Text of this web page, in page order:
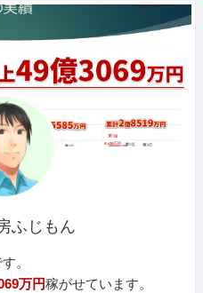
ふじもん
。
万円稼がせています。